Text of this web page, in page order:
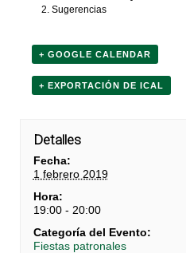
Sugerencias
+ GOOGLE CALENDAR
+ EXPORTACIÓN DE ICAL
Detalles
Fecha:
1 febrero 2019
Hora:
19:00 - 20:00
Categoría del Evento:
Fiestas patronales